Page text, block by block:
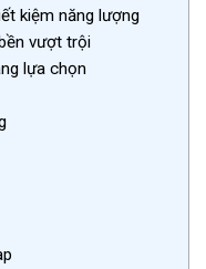
kiệm năng lượng
vượt trội
lựa chọn